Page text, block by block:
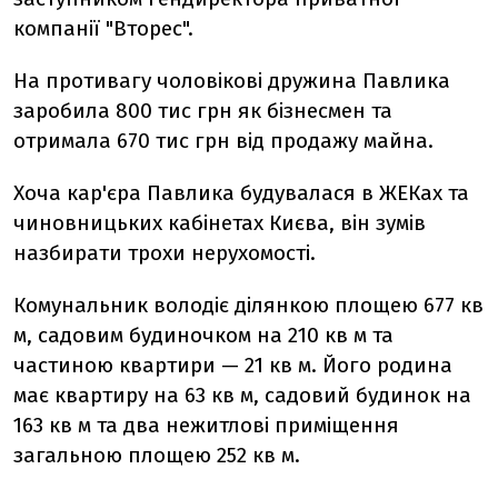
компанії "Вторес".
На противагу чоловікові дружина Павлика
заробила 800 тис грн як бізнесмен та
отримала 670 тис грн від продажу майна.
Хоча кар'єра Павлика будувалася в ЖЕКах та
чиновницьких кабінетах Києва, він зумів
назбирати трохи нерухомості.
Комунальник володіє ділянкою площею 677 кв
м, садовим будиночком на 210 кв м та
частиною квартири — 21 кв м. Його родина
має квартиру на 63 кв м, садовий будинок на
163 кв м та два нежитлові приміщення
загальною площею 252 кв м.